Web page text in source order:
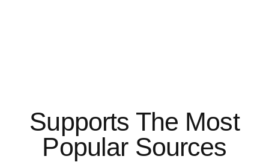
Supports The Most
Popular Sources